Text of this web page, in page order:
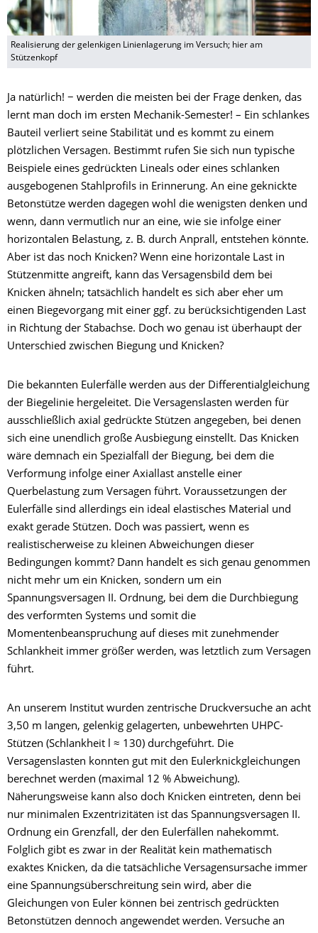
Realisierung der gelenkigen Linienlagerung im Versuch; hier am
Stützenkopf
Ja natürlich! − werden die meisten bei der Frage denken, das
lernt man doch im ersten Mechanik-Semester! – Ein schlankes
Bauteil verliert seine Stabilität und es kommt zu einem
plötzlichen Versagen. Bestimmt rufen Sie sich nun typische
Beispiele eines gedrückten Lineals oder eines schlanken
ausgebogenen Stahlprofils in Erinnerung. An eine geknickte
Betonstütze werden dagegen wohl die wenigsten denken und
wenn, dann vermutlich nur an eine, wie sie infolge einer
horizontalen Belastung, z. B. durch Anprall, entstehen könnte.
Aber ist das noch Knicken? Wenn eine horizontale Last in
Stützenmitte angreift, kann das Versagensbild dem bei
Knicken ähneln; tatsächlich handelt es sich aber eher um
einen Biegevorgang mit einer ggf. zu berücksichtigenden Last
in Richtung der Stabachse. Doch wo genau ist überhaupt der
Unterschied zwischen Biegung und Knicken?
Die bekannten Eulerfälle werden aus der Differentialgleichung
der Biegelinie hergeleitet. Die Versagenslasten werden für
ausschließlich axial gedrückte Stützen angegeben, bei denen
sich eine unendlich große Ausbiegung einstellt. Das Knicken
wäre demnach ein Spezialfall der Biegung, bei dem die
Verformung infolge einer Axiallast anstelle einer
Querbelastung zum Versagen führt. Voraussetzungen der
Eulerfälle sind allerdings ein ideal elastisches Material und
exakt gerade Stützen. Doch was passiert, wenn es
realistischerweise zu kleinen Abweichungen dieser
Bedingungen kommt? Dann handelt es sich genau genommen
nicht mehr um ein Knicken, sondern um ein
Spannungsversagen II. Ordnung, bei dem die Durchbiegung
des verformten Systems und somit die
Momentenbeanspruchung auf dieses mit zunehmender
Schlankheit immer größer werden, was letztlich zum Versagen
führt.
An unserem Institut wurden zentrische Druckversuche an acht
3,50 m langen, gelenkig gelagerten, unbewehrten UHPC-
Stützen (Schlankheit l ≈ 130) durchgeführt. Die
Versagenslasten konnten gut mit den Eulerknickgleichungen
berechnet werden (maximal 12 % Abweichung).
Näherungsweise kann also doch Knicken eintreten, denn bei
nur minimalen Exzentrizitäten ist das Spannungsversagen II.
Ordnung ein Grenzfall, der den Eulerfällen nahekommt.
Folglich gibt es zwar in der Realität kein mathematisch
exaktes Knicken, da die tatsächliche Versagensursache immer
eine Spannungsüberschreitung sein wird, aber die
Gleichungen von Euler können bei zentrisch gedrückten
Betonstützen dennoch angewendet werden. Versuche an